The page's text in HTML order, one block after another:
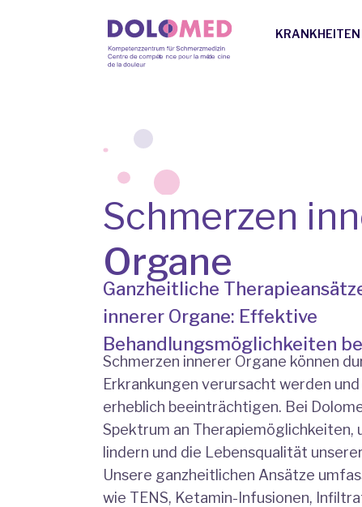
KRANKHEITEN
Schmerzen
Organe
Ganzheitliche
innerer Organe: Effektive
Behandlungsmöglichkeiten
Schmerzen innerer Organe können
Erkrankungen verursacht werden
erheblich beeinträchtigen. Bei
Spektrum an Therapiemöglichkeiten,
lindern und die Lebensqualität
Unsere ganzheitlichen Ansätze
wie TENS, Ketamin-Infusionen,